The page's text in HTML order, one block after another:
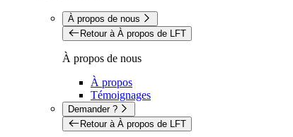
À propos de nous
Retour à À propos de LFT
À propos de nous
À propos
Témoignages
Demander ?
Retour à À propos de LFT